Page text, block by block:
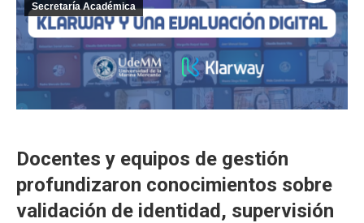
Secretaría Académica
Docentes y equipos de gestión
profundizaron conocimientos sobre
validación de identidad, supervisión